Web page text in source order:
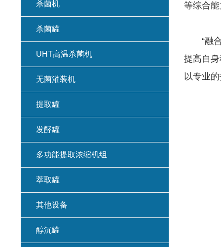
等综合
“融合
提高自
以专业
杀菌机
杀菌罐
UHT高温杀菌机
无菌灌装机
提取罐
发酵罐
多功能提取浓缩机组
萃取罐
其他设备
醇沉罐